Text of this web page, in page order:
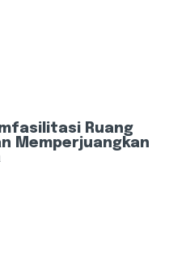
Ruang
Memperjuangkan